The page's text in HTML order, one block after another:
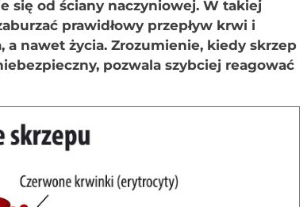
się od ściany naczyniowej. W takiej
prawidłowy przepływ krwi i
nawet życia. Zrozumienie, kiedy skrzep
pozwala szybciej reagować